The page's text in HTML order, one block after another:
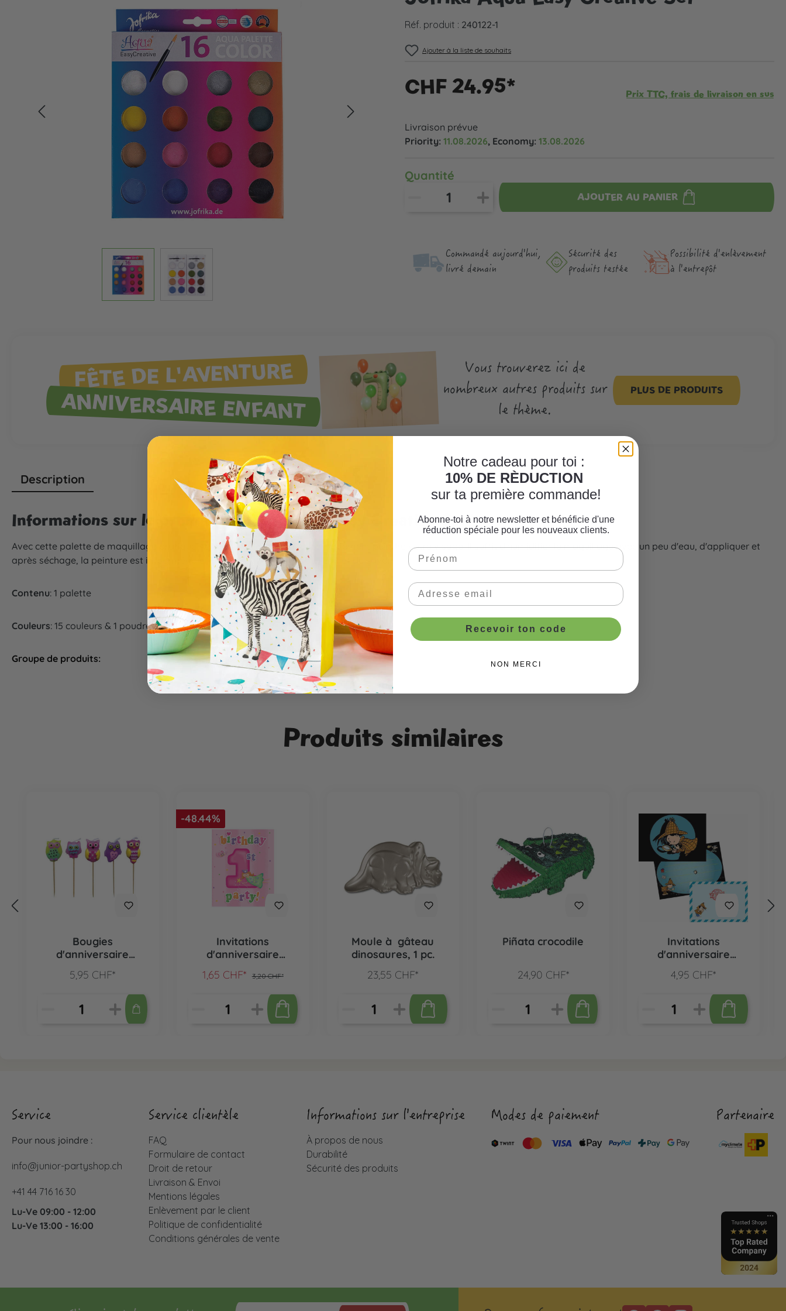
Réf. produit : 240122-1
Ajouter à la liste de souhaits
CHF 24.95* Prix TTC, frais de livraison en sus
Livraison prévue
Priority: 11.08.2026, Economy: 13.08.2026
Quantité
AJOUTER AU PANIER
Commandé aujourd'hui,
livré demain
Sécurité des
produits testée
Possibilité d'enlèvement
à l'entrepôt
FÊTE DE L'AVENTURE
ANNIVERSAIRE ENFANT
Vous trouverez ici de
nombreux autres produits sur
le thème.
PLUS DE PRODUITS
Description
Informations sur le produit "Jofrika Aqua Easy Creative Set"
Avec cette palette de maquillage pratique Aqua Creative, vous pouvez facilement peindre votre visage. Il suffit d'humidifier le maquillage avec un peu d'eau, d'appliquer et
après séchage, la peinture est imperméable. Peut être enlevé avec de l'eau et du savon.
Contenu: 1 palette
Couleurs: 15 couleurs & 1 poudre scintillante
Groupe de produits: Costumes & maquillage
Produits similaires
Bougies
d'anniversaire
5,95 CHF*
-48.44%
Invitations
d'anniversaire
rose, 8 pcs.
1,65 CHF* 3,20 CHF*
Moule à gâteau
dinosaures, 1 pc.
23,55 CHF*
Piñata crocodile
24,90 CHF*
Invitations
d'anniversaire
4,95 CHF*
Service
Pour nous joindre :
info@junior-partyshop.ch
+41 44 716 16 30
Lu-Ve 09:00 - 12:00
Lu-Ve 13:00 - 16:00
Service clientèle
FAQ
Formulaire de contact
Droit de retour
Livraison & Envoi
Mentions légales
Enlèvement par le client
Politique de confidentialité
Conditions générales de vente
Informations sur l'entreprise
À propos de nous
Durabilité
Sécurité des produits
Modes de paiement Partenaire
Notre cadeau pour toi :
10% DE RÈDUCTION
sur ta première commande!
Abonne-toi à notre newsletter et bénéficie d'une
réduction spéciale pour les nouveaux clients.
Recevoir ton code
NON MERCI